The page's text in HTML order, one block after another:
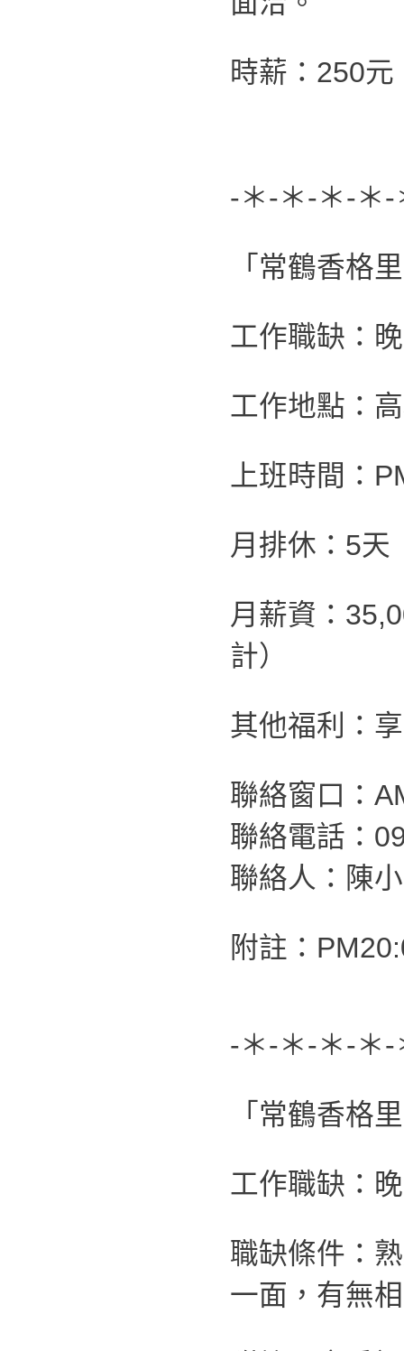
時薪：250
-＊-＊-＊-＊
「常鶴香格
工作職缺：
工作地點：
上班時間：
月排休：5天
月薪資：
計）
其他福利：
聯絡窗口：
聯絡電話：
聯絡人：陳
附註：
-＊-＊-＊-＊
「常鶴香格
工作職缺：
職缺條件：
一面，有無